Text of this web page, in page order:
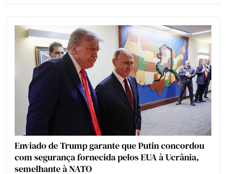
Enviado de Trump garante que Putin concordou
com segurança fornecida pelos EUA à Ucrânia,
semelhante à NATO